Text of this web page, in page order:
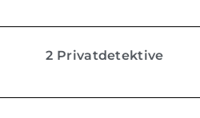
2 Privatdetektive